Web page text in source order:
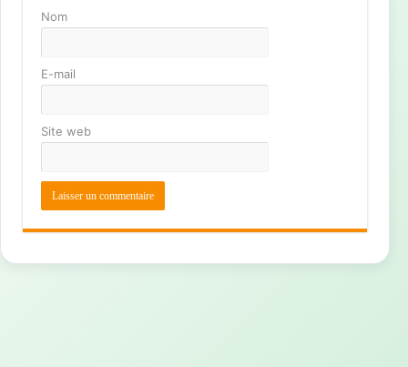
Nom
E-mail
Site web